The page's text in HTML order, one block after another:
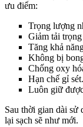
ưu điểm:
Trọng lượng
Giảm tải
Tăng khả
Không bị
Chống oxy
Hạn chế gỉ sét.
Luôn giữ
Sau thời gian dài sử
lại sạch sẽ như mới.